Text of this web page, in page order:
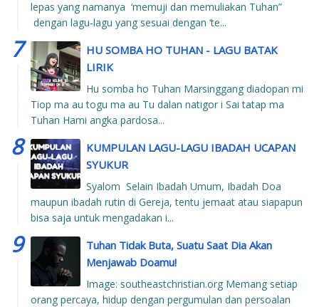
lepas yang namanya ‘memuji dan memuliakan Tuhan”
dengan lagu-lagu yang sesuai dengan ‘te...
HU SOMBA HO TUHAN - LAGU BATAK
LIRIK
Hu somba ho Tuhan Marsinggang diadopan mi
Tiop ma au togu ma au Tu dalan natigor i Sai tatap ma
Tuhan Hami angka pardosa...
KUMPULAN LAGU-LAGU IBADAH UCAPAN
SYUKUR
Syalom Selain Ibadah Umum, Ibadah Doa
maupun ibadah rutin di Gereja, tentu jemaat atau siapapun
bisa saja untuk mengadakan i...
Tuhan Tidak Buta, Suatu Saat Dia Akan
Menjawab Doamu!
Image: southeastchristian.org Memang setiap
orang percaya, hidup dengan pergumulan dan persoalan